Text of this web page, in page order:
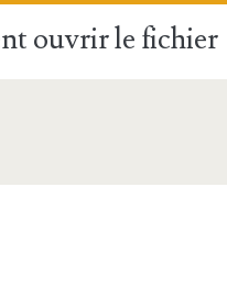
ouvrir le fichier